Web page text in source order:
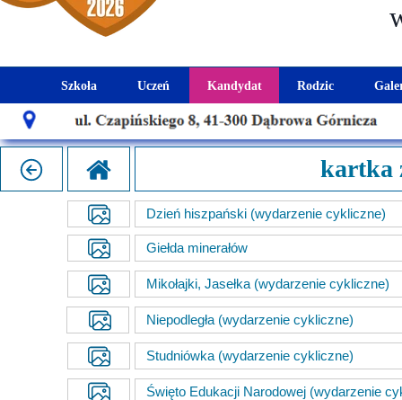
kartka
Święto Edukacji Narodowej (wydarzenie
Studniówka (wydarzenie cykliczne)
Niepodległa (wydarzenie cykliczne)
Mikołajki, Jasełka (wydarzenie cykliczne)
Giełda minerałów
Dzień hiszpański (wydarzenie cykliczne)
Rodzic
Harmonogram
Rada
Pomoc
Szkoła
Historia szkoły
Patron szkoły
Misja szkoły
Kadra pedagogiczna
Rada Szkoły
Sukcesy
Edukator roku
Ambasador Zamoyskiego
Uczeń
Kalendarz roku szkolnego
Egzaminy i sprawdziany
Matura
Samorząd Szkolny
Wykaz podręczników
Projekty edukacyjne
Rzecznik Praw Ucznia
Kandydat
Aktualności dla
Oferta edukacyjna
Sprawdzian kompetencji
Ważne terminy
Regulamin rekrutacji
Dlaczego Zamoyski?
System rekrutacji